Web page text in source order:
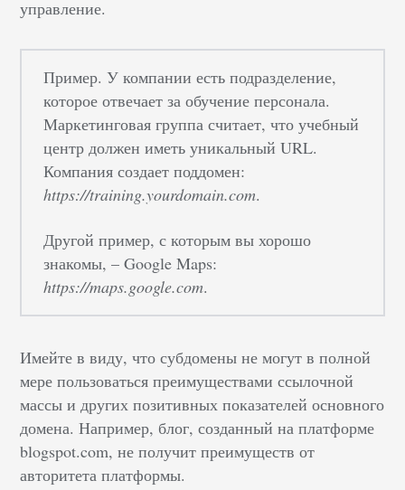
управление.
Пример. У компании есть подразделение,
которое отвечает за обучение персонала.
Маркетинговая группа считает, что учебный
центр должен иметь уникальный URL.
Компания создает поддомен:
https://training.yourdomain.com.
Другой пример, с которым вы хорошо
знакомы, – Google Maps:
https://maps.google.com.
Имейте в виду, что субдомены не могут в полной
мере пользоваться преимуществами ссылочной
массы и других позитивных показателей основного
домена. Например, блог, созданный на платформе
blogspot.com, не получит преимуществ от
авторитета платформы.